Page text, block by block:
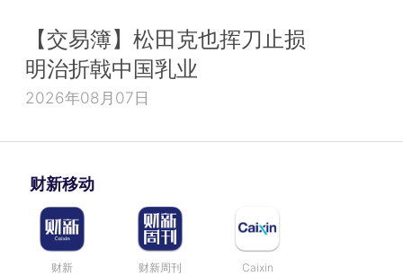
【交易簿】松田克也挥刀止损
明治折戟中国乳业
2026年08月07日
财新移动
财新 财新周刊 Caixin